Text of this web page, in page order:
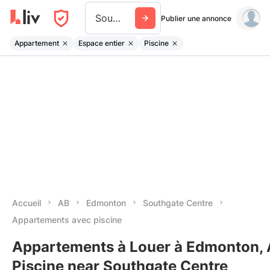
Southgate Centre Publier une annonce
Appartement Espace entier Piscine
Accueil AB Edmonton
Southgate Centre
Appartements avec piscine
Appartements à Louer à Edmonton,
Piscine near Southgate Centre